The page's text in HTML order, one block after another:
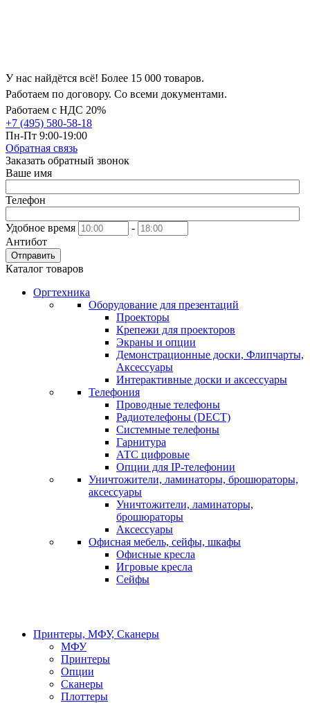
У нас найдётся всё! Более 15 000 товаров.
Работаем по договору. Со всеми документами.
Работаем с НДС 20%
+7 (495) 580-58-18
Пн-Пт 9:00-19:00
Обратная связь
Заказать обратный звонок
Ваше имя
Телефон
Удобное время
-
Антибот
Отправить
Каталог товаров
Оргтехника
Оборудование для презентаций
Проекторы
Крепежи для проекторов
Экраны и опции
Демонстрационные доски, Флипчарты,
Аксессуары
Интерактивные доски и аксессуары
Телефония
Проводные телефоны
Радиотелефоны (DECT)
Системные телефоны
Гарнитура
АТС цифровые
Опции для IP-телефонии
Уничтожители, ламинаторы, брошюраторы,
аксессуары
Уничтожители, ламинаторы,
брошюраторы
Аксессуары
Офисная мебель, сейфы, шкафы
Офисные кресла
Игровые кресла
Сейфы
Принтеры, МФУ, Сканеры
МФУ
Принтеры
Опции
Сканеры
Плоттеры